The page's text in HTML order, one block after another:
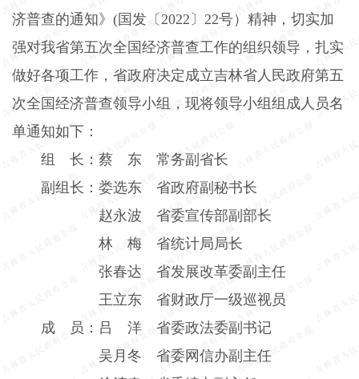
济普查的通知》 (国发〔2022〕 22号）精神，切实加
强对我省第五次全国经济普查工作的组织领导，扎实
做好各项工作，省政府决定成立吉林省人民政府第五
次全国经济普查领导小组，现将领导小组组成人员名
单通知如下：
组 长：蔡 东 常务副省长
副组长：娄选东 省政府副秘书长
赵永波 省委宣传部副部长
林 梅 省统计局局长
张春达 省发展改革委副主任
王立东 省财政厅一级巡视员
成 员：吕 洋 省委政法委副书记
吴月冬 省委网信办副主任